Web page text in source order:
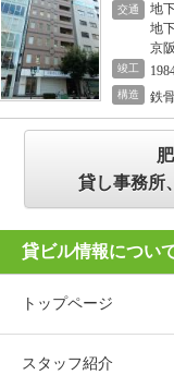
交通
地
地
京
竣工
構造 鉄
貸し事務所
貸ビル情報につい
トップページ
スタッフ紹介